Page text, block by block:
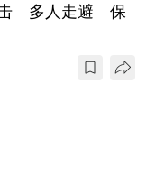
击 多人走避 保